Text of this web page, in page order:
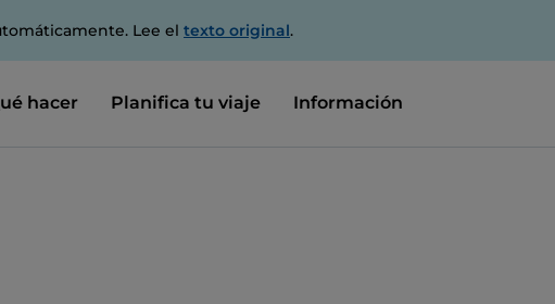
Lee el texto original.
hacer Planifica tu viaje Información